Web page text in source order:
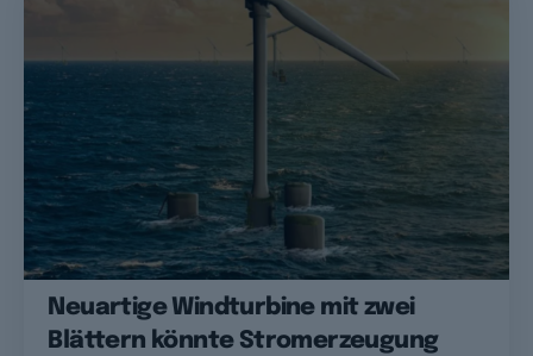
Neuartige Windturbine mit zwei
Blättern könnte Stromerzeugung